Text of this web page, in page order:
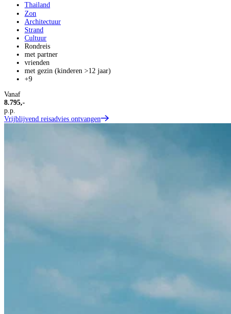
Thailand
Zon
Architectuur
Strand
Cultuur
Rondreis
met partner
vrienden
met gezin (kinderen >12 jaar)
+9
Vanaf
8.795,-
p.p.
Vrijblijvend reisadvies ontvangen